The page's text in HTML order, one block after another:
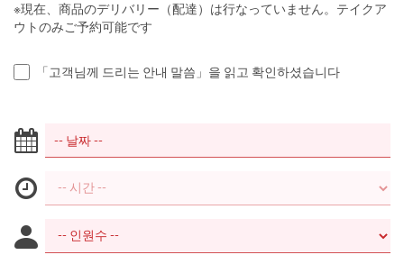
※現在、商品のデリバリー（配達）は行なっていません。テイクア
ウトのみご予約可能です
「고객님께 드리는 안내 말씀」을 읽고 확인하셨습니다